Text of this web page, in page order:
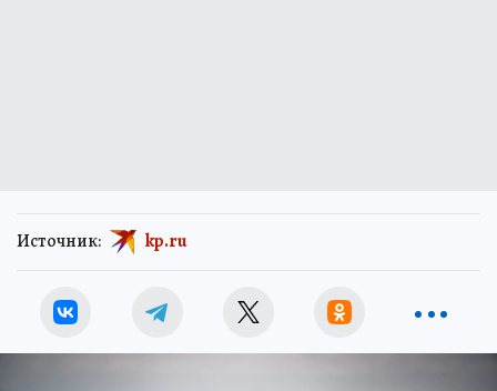
Источник: kp.ru